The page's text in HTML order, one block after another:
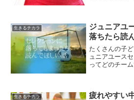
カーのプレー
生きるチカラ
ジュニアユ
落ちたら読
たくさんの子
ュニアユース
ってどのチー
ュニアユース
生きるチカラ
疲れやすい